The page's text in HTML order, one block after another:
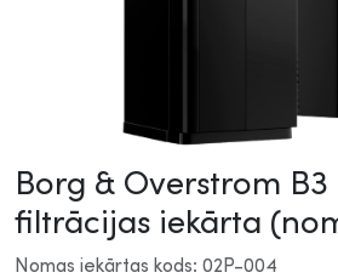
Borg & Overstrom
filtrācijas iekārta
Nomas iekārtas kods: 02P-004